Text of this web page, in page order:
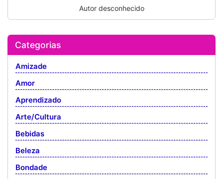
Autor desconhecido
Categorias
Amizade
Amor
Aprendizado
Arte/Cultura
Bebidas
Beleza
Bondade